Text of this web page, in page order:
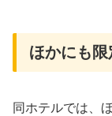
ほかにも
同ホテルでは、